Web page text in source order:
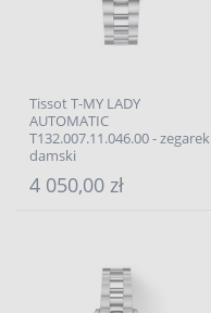
Tissot T-MY LADY
AUTOMATIC
T132.007.11.046.00 - zegarek
damski
4 050,00 zł